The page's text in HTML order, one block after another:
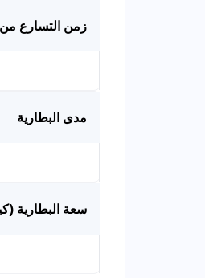
زمن التسارع من 0 إلى 100 كم/س (بالثواني)
مدى البطارية
سعة البطارية